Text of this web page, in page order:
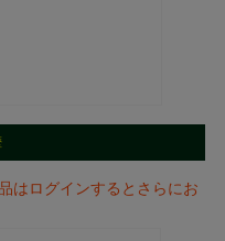
はログインするとさらにお